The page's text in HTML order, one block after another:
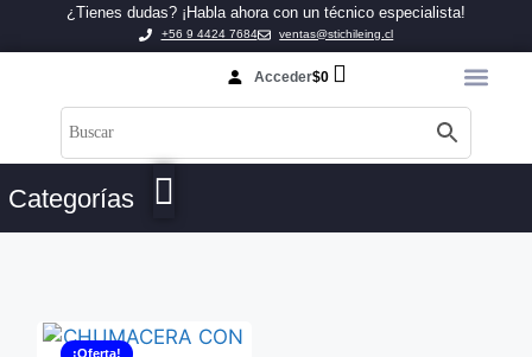
¿Tienes dudas? ¡Habla ahora con un técnico especialista!
+56 9 4424 7684 ventas@stichileing.cl
Acceder$0
Categorías
¡Oferta!